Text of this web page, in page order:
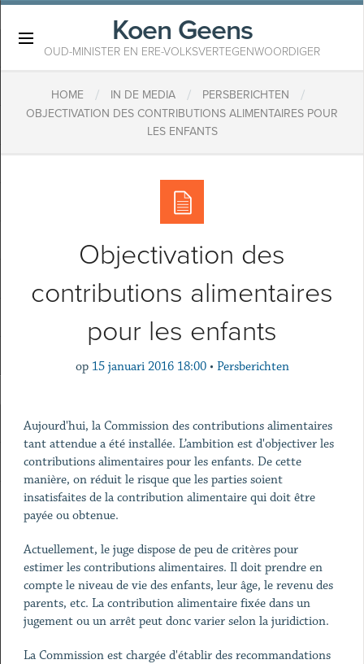
Koen Geens
OUD-MINISTER EN ERE-VOLKSVERTEGENWOORDIGER
HOME / IN DE MEDIA / PERSBERICHTEN /
OBJECTIVATION DES CONTRIBUTIONS ALIMENTAIRES POUR
LES ENFANTS
Objectivation des
contributions alimentaires
pour les enfants
op 15 januari 2016 18:00 • Persberichten
Aujourd'hui, la Commission des contributions alimentaires
tant attendue a été installée. L’ambition est d'objectiver les
contributions alimentaires pour les enfants. De cette
manière, on réduit le risque que les parties soient
insatisfaites de la contribution alimentaire qui doit être
payée ou obtenue.
Actuellement, le juge dispose de peu de critères pour
estimer les contributions alimentaires. Il doit prendre en
compte le niveau de vie des enfants, leur âge, le revenu des
parents, etc. La contribution alimentaire fixée dans un
jugement ou un arrêt peut donc varier selon la juridiction.
La Commission est chargée d'établir des recommandations